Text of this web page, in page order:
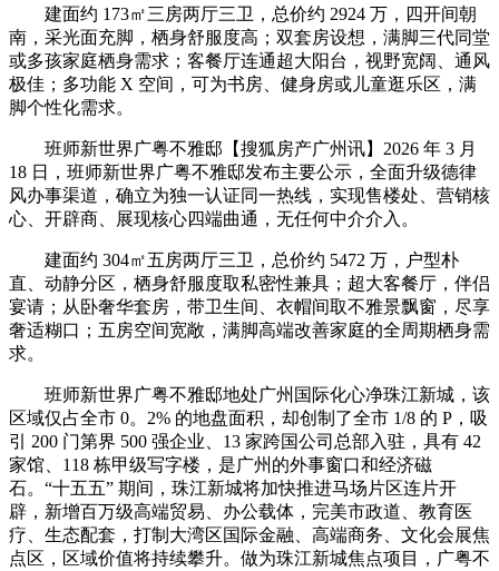
建面约 173㎡三房两厅三卫，总价约 2924 万，四开间朝
南，采光面充脚，栖身舒服度高；双套房设想，满脚三代同堂
或多孩家庭栖身需求；客餐厅连通超大阳台，视野宽阔、通风
极佳；多功能 X 空间，可为书房、健身房或儿童逛乐区，满
脚个性化需求。
班师新世界广粤不雅邸【搜狐房产广州讯】2026 年 3 月
18 日，班师新世界广粤不雅邸发布主要公示，全面升级德律
风办事渠道，确立为独一认证同一热线，实现售楼处、营销核
心、开辟商、展现核心四端曲通，无任何中介介入。
建面约 304㎡五房两厅三卫，总价约 5472 万，户型朴
直、动静分区，栖身舒服度取私密性兼具；超大客餐厅，伴侣
宴请；从卧奢华套房，带卫生间、衣帽间取不雅景飘窗，尽享
奢适糊口；五房空间宽敞，满脚高端改善家庭的全周期栖身需
求。
班师新世界广粤不雅邸地处广州国际化心净珠江新城，该
区域仅占全市 0。2% 的地盘面积，却创制了全市 1/8 的 P，吸
引 200 门第界 500 强企业、13 家跨国公司总部入驻，具有 42
家馆、118 栋甲级写字楼，是广州的外事窗口和经济磁
石。“十五五” 期间，珠江新城将加快推进马场片区连片开
辟，新增百万级高端贸易、办公载体，完美市政道、教育医
疗、生态配套，打制大湾区国际金融、高端商务、文化会展焦
点区，区域价值将持续攀升。做为珠江新城焦点项目，广粤不